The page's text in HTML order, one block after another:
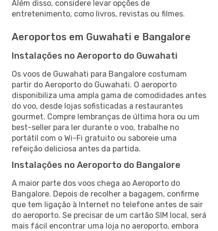
Além disso, considere levar opções de
entretenimento, como livros, revistas ou filmes.
Aeroportos em Guwahati e Bangalore
Instalações no Aeroporto do Guwahati
Os voos de Guwahati para Bangalore costumam
partir do Aeroporto do Guwahati. O aeroporto
disponibiliza uma ampla gama de comodidades antes
do voo, desde lojas sofisticadas a restaurantes
gourmet. Compre lembranças de última hora ou um
best-seller para ler durante o voo, trabalhe no
portátil com o Wi-Fi gratuito ou saboreie uma
refeição deliciosa antes da partida.
Instalações no Aeroporto do Bangalore
A maior parte dos voos chega ao Aeroporto do
Bangalore. Depois de recolher a bagagem, confirme
que tem ligação à Internet no telefone antes de sair
do aeroporto. Se precisar de um cartão SIM local, será
mais fácil encontrar uma loja no aeroporto, embora